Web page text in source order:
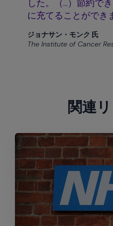
した。（…）節約で
に充てることができ
ジョナサン・モンク 氏
The Institute of Cancer
関連